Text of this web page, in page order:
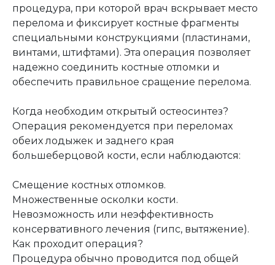
процедура, при которой врач вскрывает место
перелома и фиксирует костные фрагменты
специальными конструкциями (пластинами,
винтами, штифтами). Эта операция позволяет
надежно соединить костные отломки и
обеспечить правильное сращение перелома.
Когда необходим открытый остеосинтез?
Операция рекомендуется при переломах
обеих лодыжек и заднего края
большеберцовой кости, если наблюдаются:
Смещение костных отломков.
Множественные осколки кости.
Невозможность или неэффективность
консервативного лечения (гипс, вытяжение).
Как проходит операция?
Процедура обычно проводится под общей